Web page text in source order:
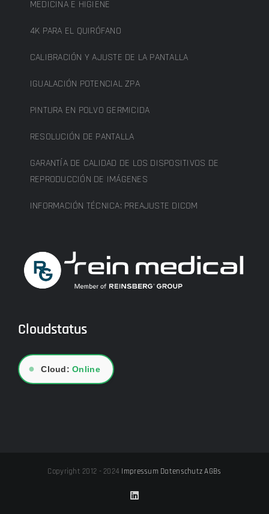
MEDICINA E HIGIENE
4K PARA EL QUIRÓFANO
CALIBRACIÓN Y AJUSTE DE LA PANTALLA
IGUALACIÓN POTENCIAL ZPA
PINTURA EN POLVO GERMICIDA
RESOLUCIÓN DE PANTALLA
GARANTÍA DE CALIDAD DE LOS DISPOSITIVOS DE
REPRODUCCIÓN DE IMÁGENES
INFORMACIÓN TÉCNICA: PREAJUSTE DICOM
Cloudstatus
● Cloud:Online
Copyright 2012 - 2024 Impressum Datenschutz AGBs
LinkedIn